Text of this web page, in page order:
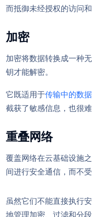
而抵御未经授权的访问和
加密
加密将数据转换成一种
钥才能解密。
它既适用于传输中的数据
截获了敏感信息，也很难
重叠网络
覆盖网络在云基础设施
间进行安全通信，而不
虽然它们不能直接执行
地管理加密、过滤和分